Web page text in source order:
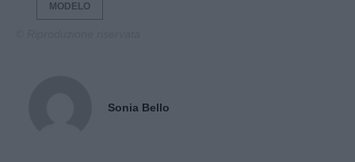
MODELO
Sonia Bello